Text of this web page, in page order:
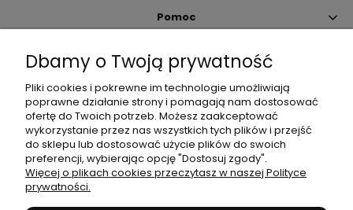
Pomoc
Moje konto
Płatności i dostawa
Informacje
Dbamy o Twoją prywatność
Pliki cookies i pokrewne im technologie umożliwiają
poprawne działanie strony i pomagają nam dostosować
ofertę do Twoich potrzeb. Możesz zaakceptować
wykorzystanie przez nas wszystkich tych plików i przejść
do sklepu lub dostosować użycie plików do swoich
preferencji, wybierając opcję "Dostosuj zgody".
Więcej o plikach cookies przeczytasz w naszej Polityce
prywatności.